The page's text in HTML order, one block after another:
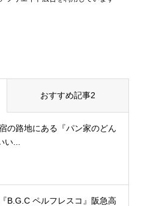
おすすめ記事2
の路地にある『パン家のどん
...
B.G.C ペルフレスコ』阪急高